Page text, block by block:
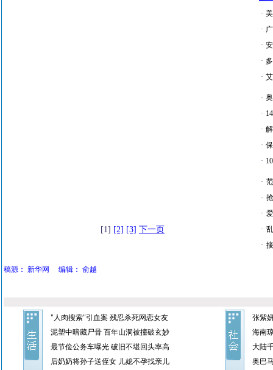
[1] [2] [3] 下一页
·
·
·
·
·
·
·
·
·
·
·
·
·
·
·
稿源： 新华网 编辑： 俞越
"人肉搜索"引血案 残忍杀死网恋女友
泥塑中暗藏尸骨 百年山洞被撞破玄妙
最节俭公务车曝光 破旧不堪回头率高
后奶奶将孙子送侄女 儿媳不孕找亲儿
张紫
海南
大陆
奥巴